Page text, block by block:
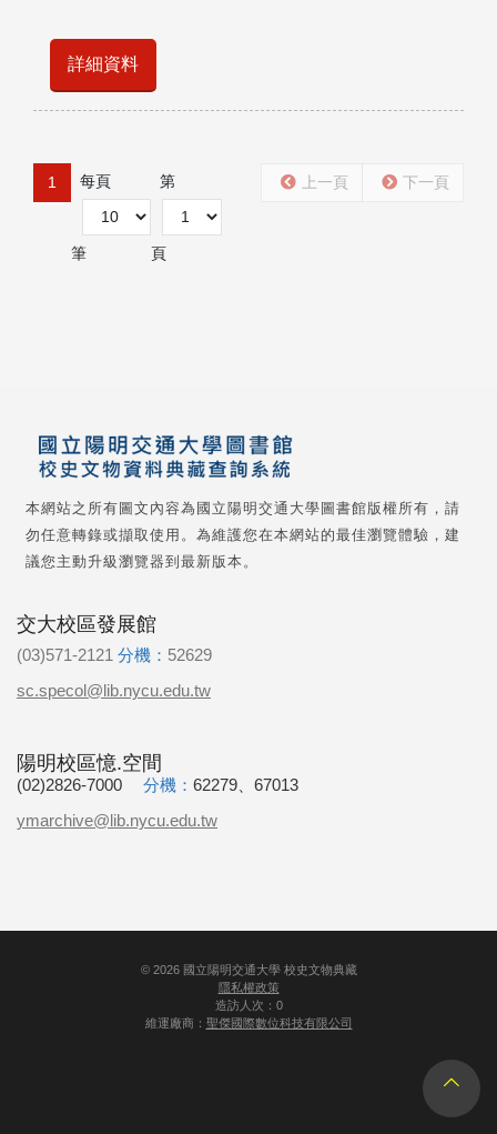
詳細資料
1 每頁
筆
第
頁
上一頁 下一頁
本網站之所有圖文內容為國立陽明交通大學圖書館版權所有，請
勿任意轉錄或擷取使用。為維護您在本網站的最佳瀏覽體驗，建
議您主動升級瀏覽器到最新版本。
交大校區發展館
(03)571-2121 分機： 52629
sc.specol@lib.nycu.edu.tw
陽明校區憶.空間
(02)2826-7000 分機： 62279、67013
ymarchive@lib.nycu.edu.tw
© 2026國立陽明交通大學 校史文物典藏
隱私權政策
造訪人次：0
維運廠商： 聖傑國際數位科技有限公司